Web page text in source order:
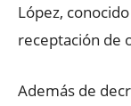
López,
receptación de
Además de